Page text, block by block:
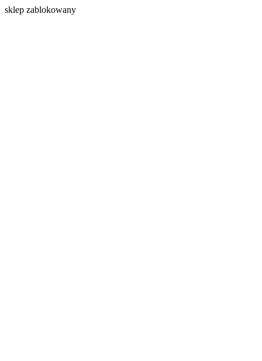
sklep zablokowany